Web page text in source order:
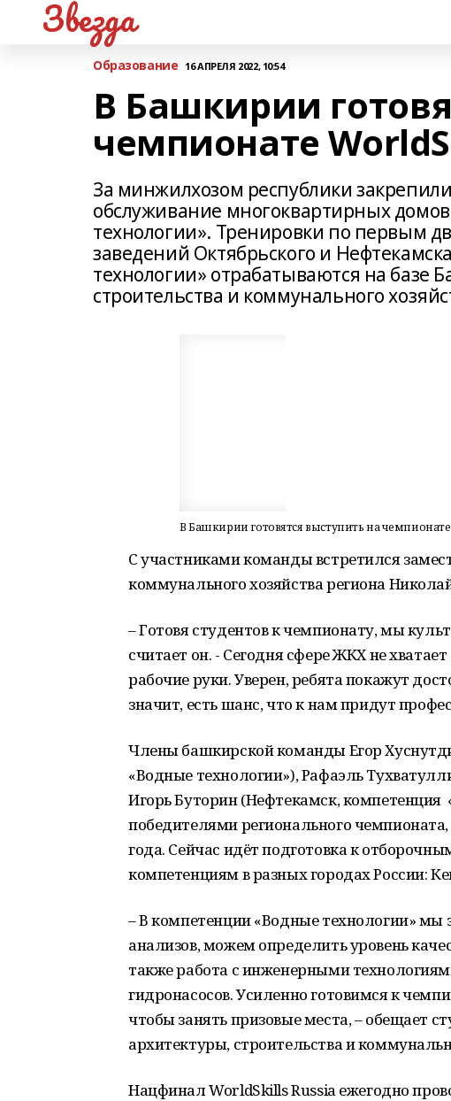
Звезда
Образование 16 АПРЕЛЯ 2022, 10:54
В Башкирии
чемпионате
За минжилхозом республики
обслуживание многоквартирных
технологии». Тренировки по первым
заведений Октябрьского и
технологии» отрабатываются на базе
строительства и коммунального
В Башкирии готовятся выступить на чемпионате
С участниками команды встретился
коммунального хозяйства региона
– Готовя студентов к чемпионату, мы
считает он. - Сегодня сфере ЖКХ не
рабочие руки. Уверен, ребята покажут
значит, есть шанс, что к нам придут
Члены башкирской команды Егор
«Водные технологии»), Рафаэль
Игорь Буторин (Нефтекамск,
победителями регионального
года. Сейчас идёт подготовка к
компетенциям в разных городах России:
– В компетенции «Водные технологии»
анализов, можем определить уровень
также работа с инженерными
гидронасосов. Усиленно готовимся к
чтобы занять призовые места, – обещает
архитектуры, строительства и
Нацфинал WorldSkills Russia ежегодно